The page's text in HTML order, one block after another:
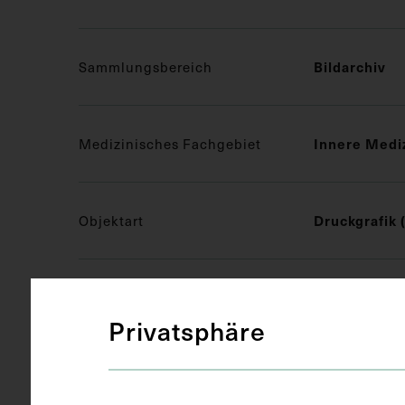
Sammlungsbereich Bildarchiv
Medizinisches Fachgebiet Innere
Objektart Druckgrafik
Datierung um 1888
Privatsphäre